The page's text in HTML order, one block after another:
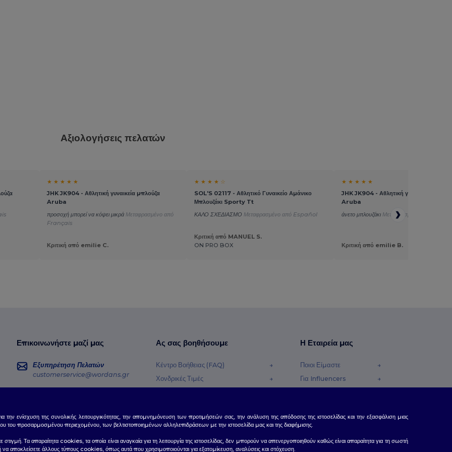
Αξιολογήσεις πελατών
★ ★ ★ ★ ★
JHK JK904 - Αθλητική γυναικεία μπλούζα
Aruba
προσοχή μπορεί να κόψει μικρά Μεταφρασμένο από
Français
Κριτική από emilie C.
★ ★ ★ ★ ☆
SOL'S 02117 - Αθλητικό Γυναικείο Αμάνικο
Μπλουζάκι Sporty Tt
ΚΑΛΟ ΣΧΕΔΙΑΣΜΟ Μεταφρασμένο από Español
Κριτική από MANUEL S.
ON PRO BOX
★ ★ ★ ★ ★
JHK JK904 - Αθλητική γυναικεία
Aruba
άνετο μπλουζάκι Μεταφρασμένο από
Κριτική από emilie B.
Επικοινωνήστε μαζί μας
Εξυπηρέτηση Πελατών
customerservice@wordans.gr
Παρακολούθηση Παραγγελίας
Ας σας βοηθήσουμε
Κέντρο Βοήθειας (FAQ)
Χονδρικές Τιμές
Μέθοδοι Αποστολής
Η Εταιρεία μας
Ποιοι Είμαστε
Για Influencers
την ενίσχυση της συνολικής λειτουργικότητας, την απομνημόνευση των προτιμήσεών σας, την ανάλυση της απόδοσης της ιστοσελίδας και την εξασφάλιση μιας
του προσαρμοσμένου περιεχομένου, των βελτιστοποιημένων αλληλεπιδράσεων με την ιστοσελίδα μας και της διαφήμισης.
στιγμή. Τα απαραίτητα cookies, τα οποία είναι αναγκαία για τη λειτουργία της ιστοσελίδας, δεν μπορούν να απενεργοποιηθούν καθώς είναι απαραίτητα για τη σωστή
ή να αποκλείσετε άλλους τύπους cookies, όπως αυτά που χρησιμοποιούνται για εξατομίκευση, αναλύσεις και στόχευση.